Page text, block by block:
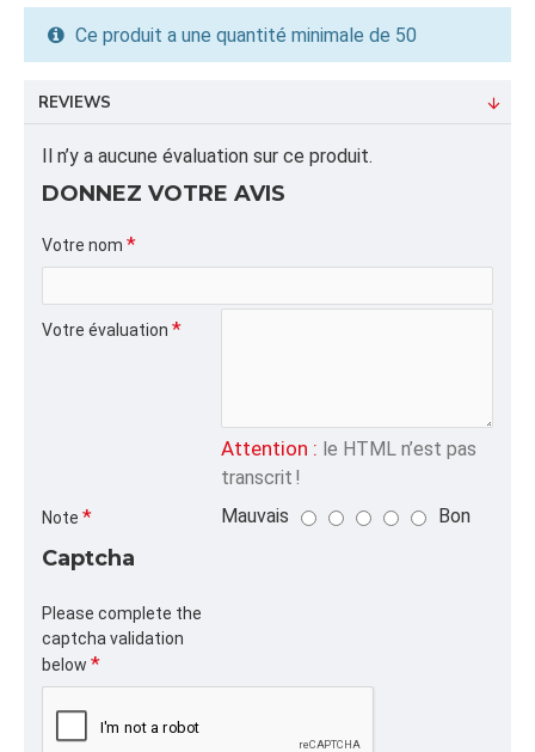
Quantité par palette: 120000.00
ALPHA
ANSEPLAST,UNI,ANSE,
Sacs Jetables Biodégradables
Ce produit a une quantité minimale de 50
REVIEWS
Il n’y a aucune évaluation sur ce produit.
DONNEZ VOTRE AVIS
Votre nom
Votre évaluation
Attention : le HTML n’est pas
transcrit !
Note Mauvais Bon
Captcha
Please complete the
captcha validation
below